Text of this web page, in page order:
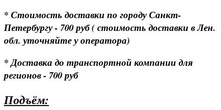
* Стоимость доставки по городу Санкт-
Петербургу - 700 руб ( стоимость доставки в Лен.
обл. уточняйте у оператора)
* Доставка до транспортной компании для
регионов - 700 руб
Подъём: